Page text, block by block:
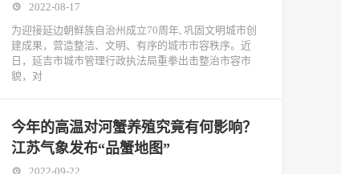
2022-08-17
为迎接延边朝鲜族自治州成立70周年, 巩固文明城市创
建成果，营造整洁、文明、有序的城市市容秩序。近
日，延吉市城市管理行政执法局重拳出击整治市容市
貌，对
今年的高温对河蟹养殖究竟有何影响？
江苏气象发布“品蟹地图”
2022-09-22